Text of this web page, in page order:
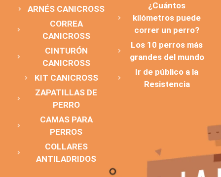
ARNÉS CANICROSS
CORREA
CANICROSS
CINTURÓN
CANICROSS
KIT CANICROSS
ZAPATILLAS DE
PERRO
CAMAS PARA
PERROS
COLLARES
ANTILADRIDOS
¿Cuántos
kilómetros puede
correr un perro?
Los 10 perros más
grandes del mundo
Ir de público a la
Resistencia